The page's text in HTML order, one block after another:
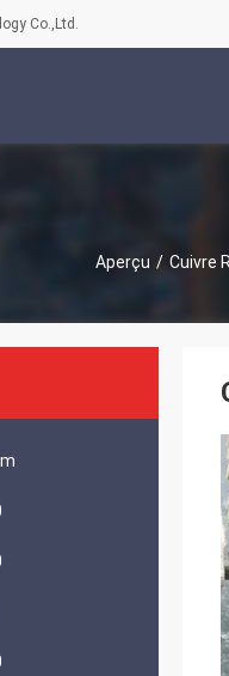
Co.,Ltd.
Aperçu / Cuivre